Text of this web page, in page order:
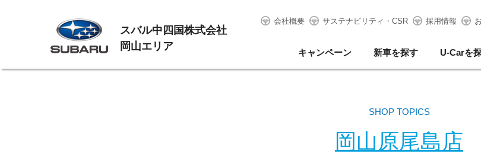
スバル中四国株式会社
岡山エリア
会社概要 サステナビリティ・CSR 採用情報
キャンペーン 新車を探す U-Carを
SHOP TOPICS
岡山原尾島店